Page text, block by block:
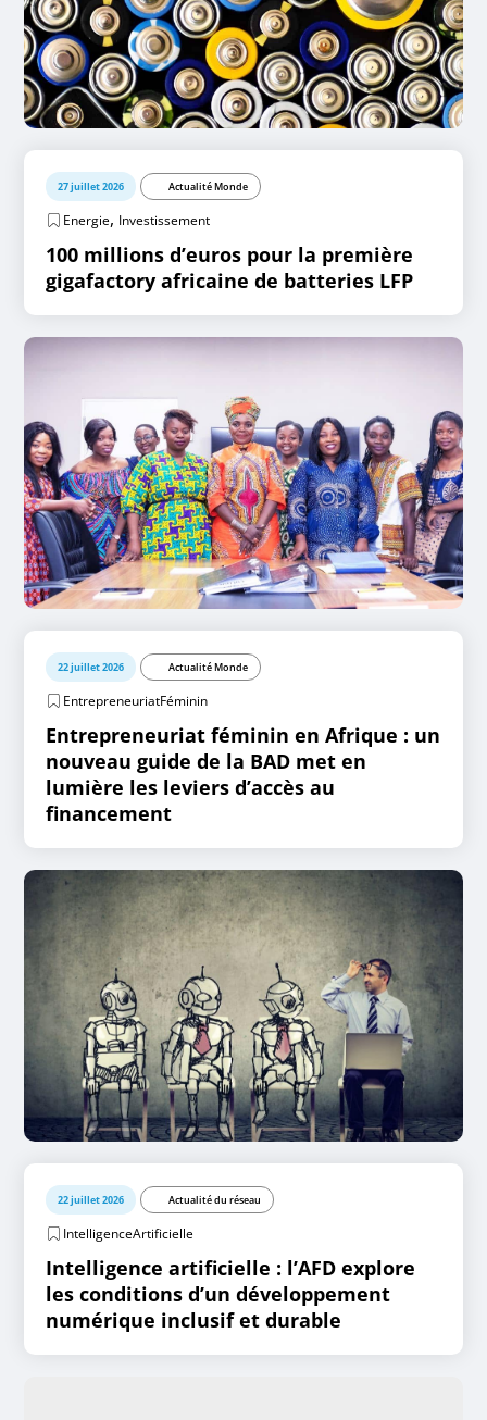
27 juillet 2026 Actualité Monde
Energie, Investissement
100 millions d’euros pour la première
gigafactory africaine de batteries LFP
22 juillet 2026 Actualité Monde
EntrepreneuriatFéminin
Entrepreneuriat féminin en Afrique : un
nouveau guide de la BAD met en
lumière les leviers d’accès au
financement
22 juillet 2026 Actualité du réseau
IntelligenceArtificielle
Intelligence artificielle : l’AFD explore
les conditions d’un développement
numérique inclusif et durable